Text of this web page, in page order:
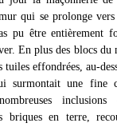
qui se prolonge
pu être entièrement
En plus des blocs
tuiles effondrées, au-
surmontait une fine
briques en terre,